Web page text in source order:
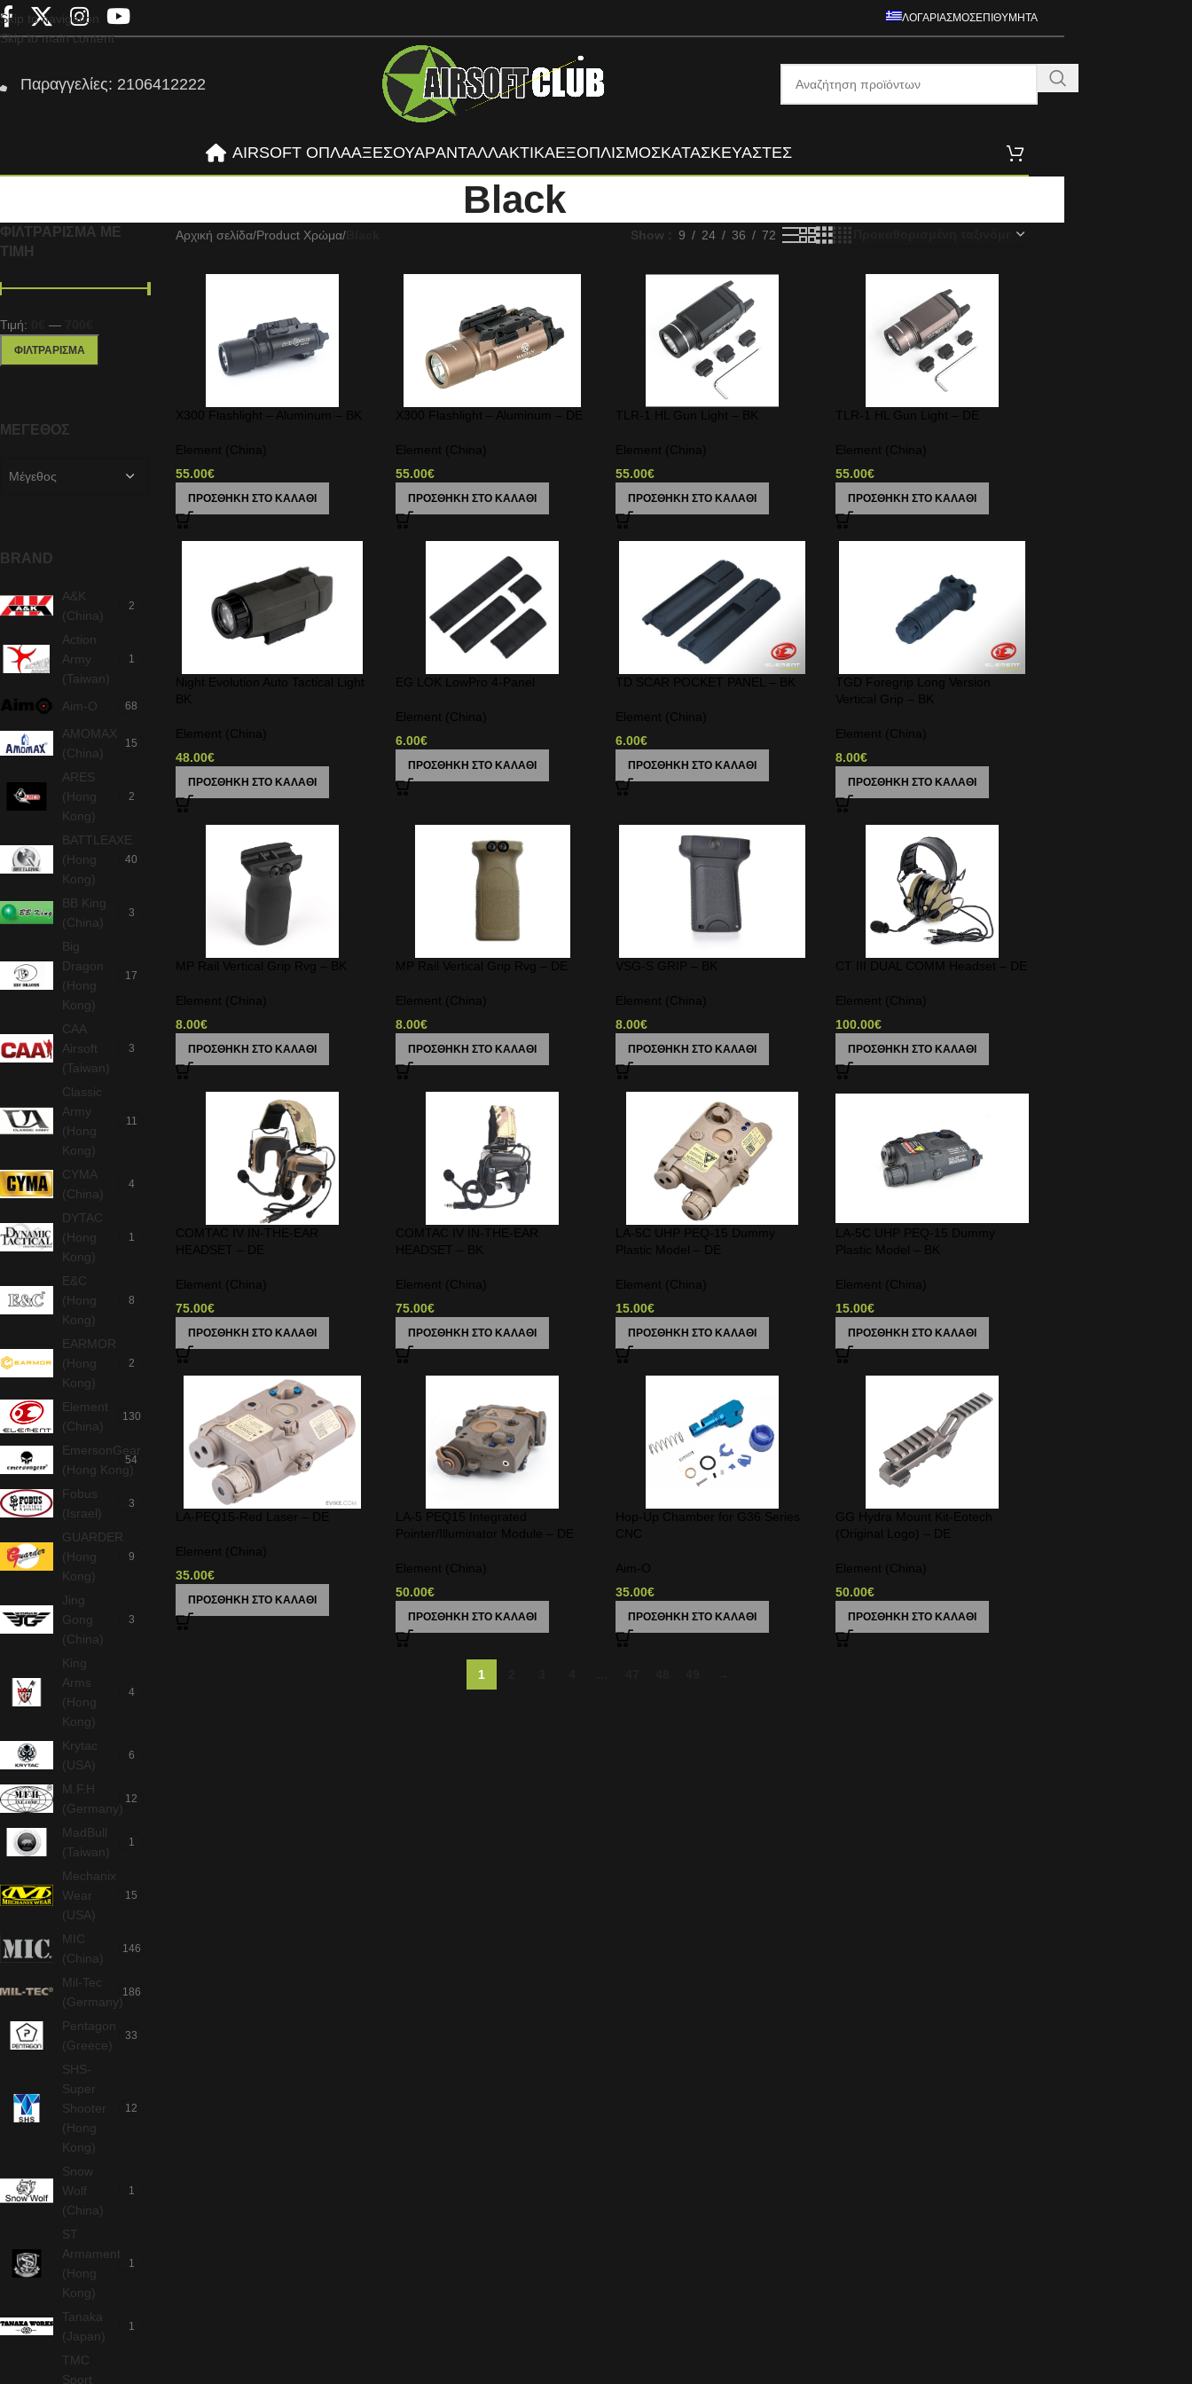
Skip to navigation
Skip to main content
ΛΟΓΑΡΙΑΣΜΌΣΕΠΙΘΥΜΗΤΆ
Παραγγελίες: 2106412222
AIRSOFT ΟΠΛΑΑΞΕΣΟΥΑΡΑΝΤΑΛΛΑΚΤΙΚΑΕΞΟΠΛΙΣΜΟΣΚΑΤΑΣΚΕΥΑΣΤΈΣ
Black
ΦΙΛΤΡΆΡΙΣΜΑ ΜΕ
ΤΙΜΉ
ΦΙΛΤΡΆΡΙΣΜΑ
Τιμή: —
ΜΈΓΕΘΟΣ
Μέγεθος
BRAND
A&K
(China)
2
Action
Army
(Taiwan)
1
Aim-O 68
AMOMAX
(China)
15
ARES
(Hong
Kong)
2
BATTLEAXE
(Hong
Kong)
40
BB King
(China)
3
Big
Dragon
(Hong
Kong)
17
CAA
Airsoft
(Taiwan)
3
Classic
Army
(Hong
Kong)
11
CYMA
(China)
4
DYTAC
(Hong
Kong)
1
E&C
(Hong
Kong)
8
EARMOR
(Hong
Kong)
2
Element
(China)
130
EmersonGear
(Hong Kong)
54
Fobus
(Israel)
3
GUARDER
(Hong
Kong)
9
Jing
Gong
(China)
3
King
Arms
(Hong
Kong)
4
Krytac
(USA)
6
M.F.H
(Germany)
12
MadBull
(Taiwan)
1
Mechanix
Wear
(USA)
15
MIC
(China)
146
Mil-Tec
(Germany)
186
Pentagon
(Greece)
33
SHS-
Super
Shooter
(Hong
Kong)
12
Snow
Wolf
(China)
1
ST
Armament
(Hong
Kong)
1
Tanaka
(Japan)
1
TMC
Sport
Αρχική σελίδα/Product Χρώμα/ Show 9 24 36 72
55.00€
ΠΡΟΣΘΉΚΗ ΣΤΟ ΚΑΛΆΘΙ
55.00€
ΠΡΟΣΘΉΚΗ ΣΤΟ ΚΑΛΆΘΙ
55.00€
ΠΡΟΣΘΉΚΗ ΣΤΟ ΚΑΛΆΘΙ
55.00€
ΠΡΟΣΘΉΚΗ ΣΤΟ ΚΑΛΆΘΙ
48.00€
ΠΡΟΣΘΉΚΗ ΣΤΟ ΚΑΛΆΘΙ
6.00€
ΠΡΟΣΘΉΚΗ ΣΤΟ ΚΑΛΆΘΙ
6.00€
ΠΡΟΣΘΉΚΗ ΣΤΟ ΚΑΛΆΘΙ
8.00€
ΠΡΟΣΘΉΚΗ ΣΤΟ ΚΑΛΆΘΙ
8.00€
ΠΡΟΣΘΉΚΗ ΣΤΟ ΚΑΛΆΘΙ
8.00€
ΠΡΟΣΘΉΚΗ ΣΤΟ ΚΑΛΆΘΙ
8.00€
ΠΡΟΣΘΉΚΗ ΣΤΟ ΚΑΛΆΘΙ
100.00€
ΠΡΟΣΘΉΚΗ ΣΤΟ ΚΑΛΆΘΙ
75.00€
ΠΡΟΣΘΉΚΗ ΣΤΟ ΚΑΛΆΘΙ
75.00€
ΠΡΟΣΘΉΚΗ ΣΤΟ ΚΑΛΆΘΙ
15.00€
ΠΡΟΣΘΉΚΗ ΣΤΟ ΚΑΛΆΘΙ
15.00€
ΠΡΟΣΘΉΚΗ ΣΤΟ ΚΑΛΆΘΙ
35.00€
ΠΡΟΣΘΉΚΗ ΣΤΟ ΚΑΛΆΘΙ
50.00€
ΠΡΟΣΘΉΚΗ ΣΤΟ ΚΑΛΆΘΙ
35.00€
ΠΡΟΣΘΉΚΗ ΣΤΟ ΚΑΛΆΘΙ
50.00€
ΠΡΟΣΘΉΚΗ ΣΤΟ ΚΑΛΆΘΙ
1